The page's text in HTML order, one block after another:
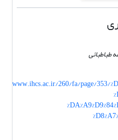
طباطبائی
www.ihcs.ac.ir/260/fa/page/353/